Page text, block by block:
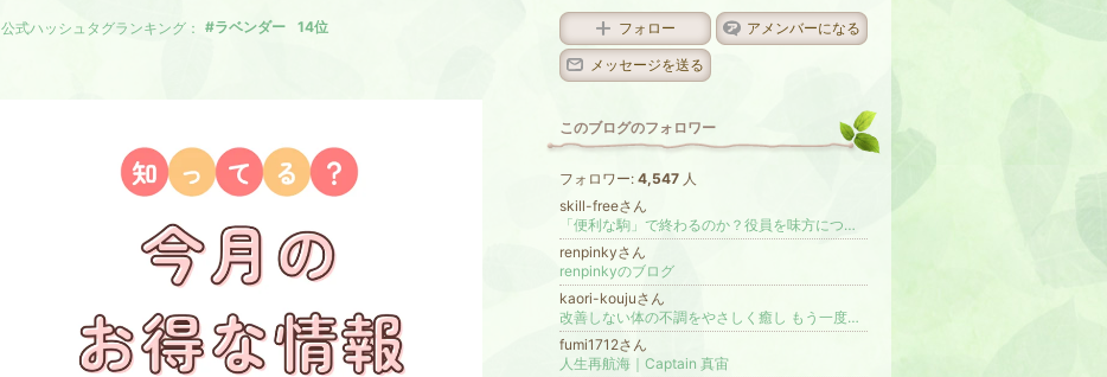
公式ハッシュタグランキング： ラベンダー 14位
ンキ
ン
フォロー アメンバーになる
メッセージを送る
このブログのフォロワー
フォロワー: 4,547 人
skill-freeさん
「便利な駒」で終わるのか？役員を味方につけ、言い値で成約する参謀の作法
renpinkyさん
renpinkyのブログ
kaori-koujuさん
改善しない体の不調をやさしく癒し もう一度人生を楽しむための お香 × 潜在意識ヒーリング「 香寿〜kouju〜 」香織のブログ
fumi1712さん
人生再航海｜Captain 真宙